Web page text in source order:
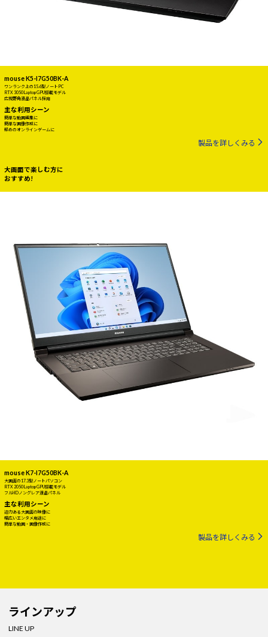
mouse K5-I7G50BK-A
ワンランク上の15.6型ノートPC
RTX 3050 Laptop GPU搭載モデル
広視野角液晶パネル採用
主な利用シーン
簡単な動画編集に
簡単な画像作成に
軽めのオンラインゲームに
製品を詳しくみる
大画面で楽しむ方に
おすすめ!
mouse K7-I7G50BK-A
大画面の17.3型ノートパソコン
RTX 2050 Laptop GPU搭載モデル
フルHDノングレア液晶パネル
主な利用シーン
迫力ある大画面の映像に
幅広いエンタメ用途に
簡単な動画・画像作成に
製品を詳しくみる
ラインアップ
LINE UP